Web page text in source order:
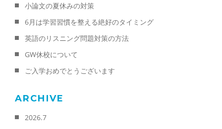
小論文の夏休みの対策
6月は学習習慣を整える絶好のタイミング
英語のリスニング問題対策の方法
GW休校について
ご入学おめでとうございます
ARCHIVE
2026.7